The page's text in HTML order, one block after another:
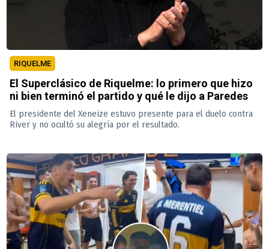
RIQUELME
El Superclásico de Riquelme: lo primero que hizo
ni bien terminó el partido y qué le dijo a Paredes
El presidente del Xeneize estuvo presente para el duelo contra
River y no ocultó su alegría por el resultado.